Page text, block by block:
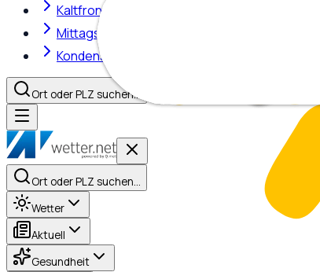
Kaltfront
Mittagshitze
Kondensstreifen
Ort oder PLZ suchen…
Ort oder PLZ suchen…
Wetter
Aktuell
Gesundheit